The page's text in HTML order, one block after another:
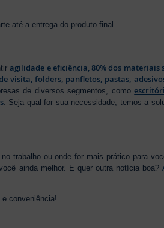
até a entrega do produto final.
agilidade e eficiência, 80% dos materiais
visita,folders, panfletos, pastas,
de diversos segmentos, como
. Seja qual for sua necessidade, temos a
trabalho ou onde for mais prático para
ainda melhor. E quer outra notícia boa?
conveniência!